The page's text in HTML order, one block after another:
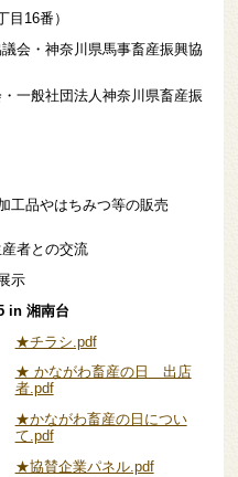
16番）
会・神奈川県馬事畜産振興協
一般社団法人神奈川県畜産振
工品やはちみつ等の販売
者との交流
示
in 湘南台
★チラシ.pdf
★ かながわ畜産の日 出店
者.pdf
★かながわ畜産の日につい
て.pdf
★協賛企業パネル.pdf